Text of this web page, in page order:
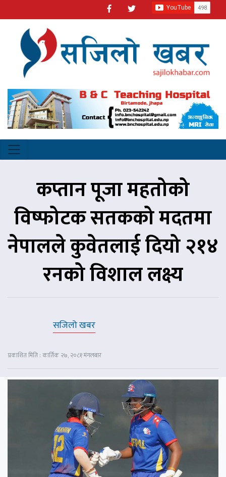
कप्तान पूजा महतोको
विष्फोटक सतकको मदतमा
नेपालले कुवेतलाई दियो २१४
रनको विशाल लक्ष्य
सजिलो खबर
प्रकाशित मिति : कार्तिक २७, २०८१ मंगलबार